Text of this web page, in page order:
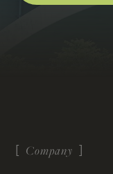
Company